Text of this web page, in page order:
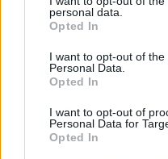
personal data.
Opted In
I want to opt-out of the
Personal Data.
Opted In
I want to opt-out of
Personal Data for
Opted In
Od 1917 r. w Limie
r. – papieski). W
była przedmiotem i
archidiecezją, w którego
lipcu 2012 r. zabroniła
„katolicki” i „papieski”.
władz uczelni z
Ciprianim. Podważono